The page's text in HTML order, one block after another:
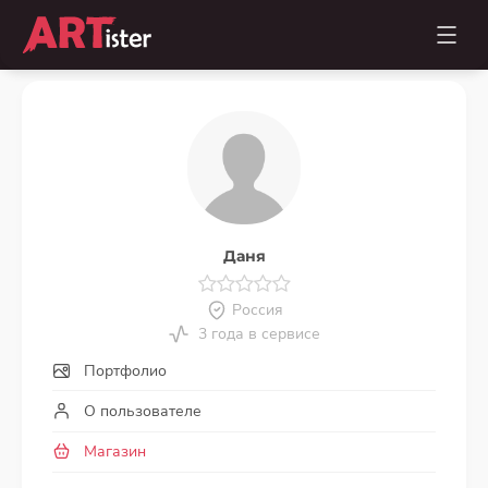
Даня
Россия
3 года в сервисе
Портфолио
О пользователе
Магазин